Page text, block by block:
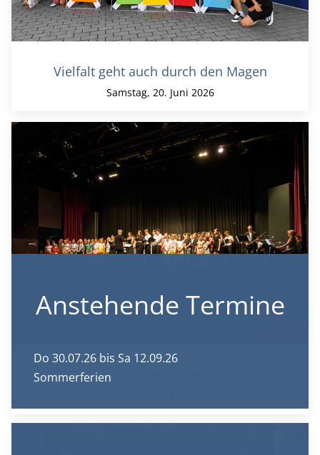
Vielfalt geht auch durch den Magen
Samstag, 20. Juni 2026
Anstehende Termine
Do 30.07.26 bis Sa 12.09.26
Sommerferien